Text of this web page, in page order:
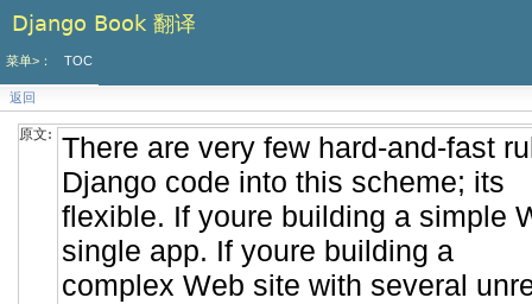
Django Book 翻译
菜单>： TOC
返回
原文: